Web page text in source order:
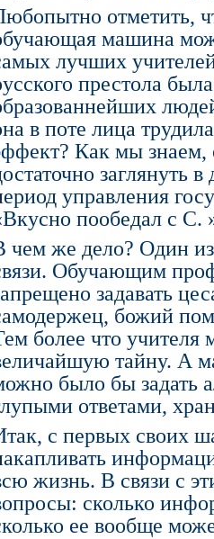
отметить,
машина
лучших
престола
в поте лица
Как мы знаем,
заглянуть
управления
пообедал с С.
чем же дело? Один из
Обучающим
задавать
божий
более что учителя
тайну. А
было бы задать
ответами,
с первых своих
жизнь. В связи с
сколько
ее вообще